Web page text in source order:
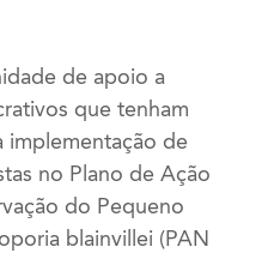
de apoio a
que tenham
implementação de
no Plano de Ação
do Pequeno
blainvillei (PAN